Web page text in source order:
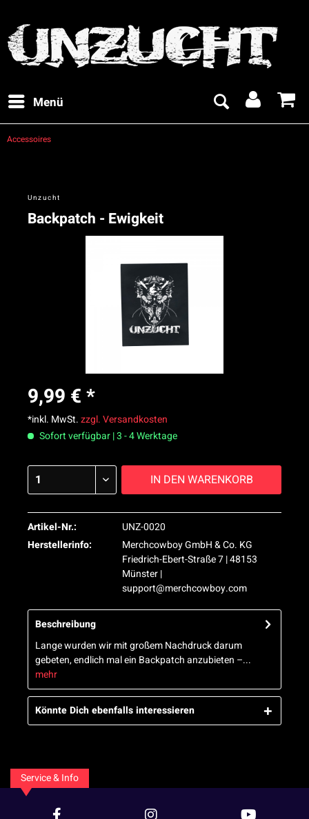
Menü
Accessoires
Unzucht
Backpatch - Ewigkeit
9,99 € *
*inkl. MwSt.zzgl. Versandkosten
Sofort verfügbar | 3 - 4 Werktage
IN DEN WARENKORB
Artikel-Nr.:
UNZ-0020
Herstellerinfo:
Merchcowboy GmbH & Co. KG
Friedrich-Ebert-Straße 7 | 48153
Münster |
support@merchcowboy.com
Beschreibung
Lange wurden wir mit großem Nachdruck darum
gebeten, endlich mal ein Backpatch anzubieten –...
mehr
Könnte Dich ebenfalls interessieren
Service & Info